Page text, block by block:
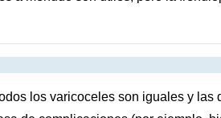
los varicoceles son iguales y